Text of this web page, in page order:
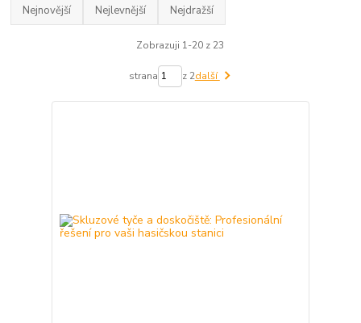
Nejnovější Nejlevnější Nejdražší
Zobrazuji 1-20 z 23
strana z 2další